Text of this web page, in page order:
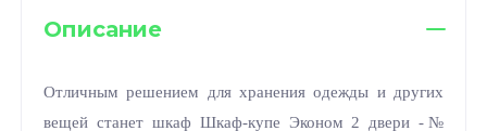
Описание
Отличным решением для хранения одежды и других
вещей станет шкаф Шкаф-купе Эконом 2 двери -№